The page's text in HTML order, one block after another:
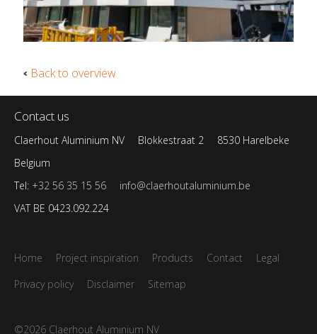
Back to overview
Contact us
Claerhout Aluminium NV Blokkestraat 2
8530 Harelbeke
Belgium
Tel: +32 56 35 15 56
info@claerhoutaluminium.be
VAT BE 0423.092.224
Home Project inspiration Products Contact
Legal
Privacy policy
Disclaimer Sitemap
©2026 Claerhout Aluminium NV